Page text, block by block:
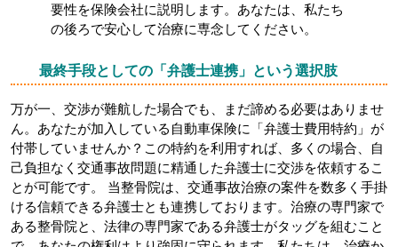
要性を保険会社に説明します。あなたは、私たち
の後ろで安心して治療に専念してください。
最終手段としての「弁護士連携」という選択肢
万が一、交渉が難航した場合でも、まだ諦める必要はありませ
ん。あなたが加入している自動車保険に「弁護士費用特約」が
付帯していませんか？この特約を利用すれば、多くの場合、自
己負担なく交通事故問題に精通した弁護士に交渉を依頼するこ
とが可能です。 当整骨院は、交通事故治療の案件を数多く手掛
ける信頼できる弁護士とも連携しております。治療の専門家で
ある整骨院と、法律の専門家である弁護士がタッグを組むこと